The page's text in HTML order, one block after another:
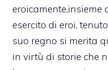
eroicamente,insieme
esercito di eroi,
suo regno si merita
in virtù di storie che